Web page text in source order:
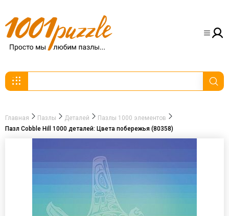
Главная Пазлы Деталей
Пазлы 1000 элементов
Пазл Cobble Hill 1000 деталей: Цвета побережья (80358)